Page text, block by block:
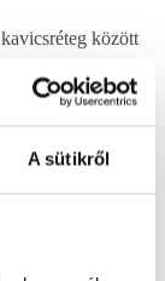
A sütikről
között
a gyom